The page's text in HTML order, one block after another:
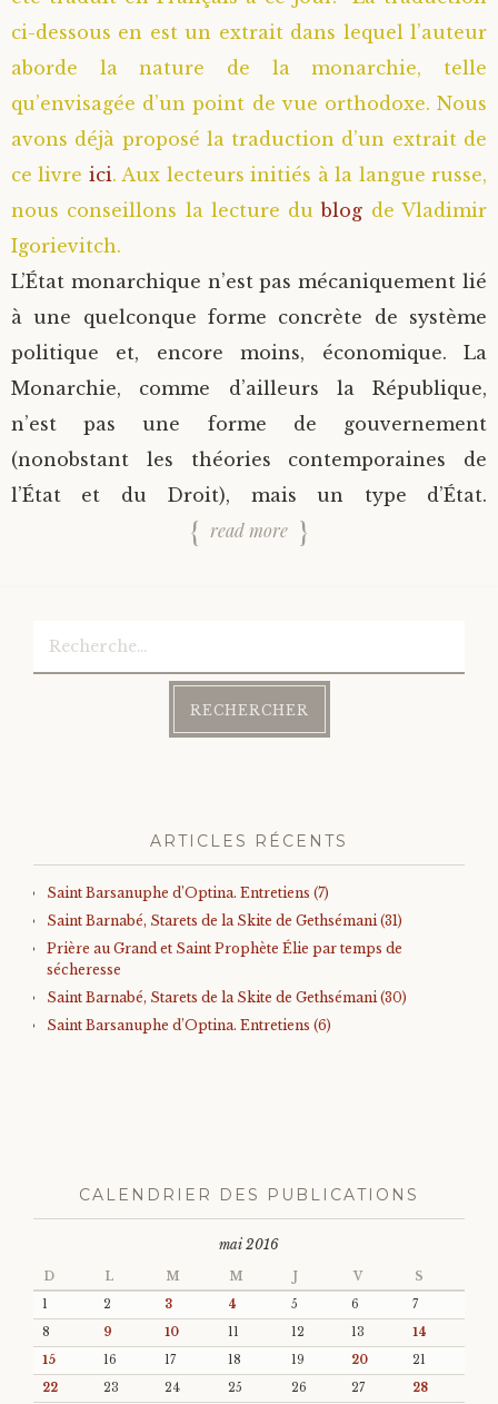
Saint Sophrony l’Athonite
Sainte Xenia
Sainte Matrone de Moscou
Staritsa Marie Makovkine
Natalia de Vyritsa
Staritsa Anastasia
Archimandrite Lazare (Abachidzé)
Geronda Arsenios le Spiléote
Gerondissa Makrina (Vassopoulou)
Archimandrite Nathanaël (Pospelov)
Père Héliodore
ci-dessous en est un extrait dans lequel l’auteur
aborde la nature de la monarchie, telle
qu’envisagée d’un point de vue orthodoxe. Nous
avons déjà proposé la traduction d’un extrait de
ce livre ici. Aux lecteurs initiés à la langue russe,
nous conseillons la lecture dublog de Vladimir
Igorievitch.
L’État monarchique n’est pas mécaniquement lié
à une quelconque forme concrète de système
politique et, encore moins, économique. La
Monarchie, comme d’ailleurs la République,
n’est pas une forme de gouvernement
(nonobstant les théories contemporaines de
l’État et du Droit), mais un type d’État.
read more
ARTICLES RÉCENTS
Saint Barsanuphe d’Optina. Entretiens (7)
Saint Barnabé, Starets de la Skite de Gethsémani (31)
Prière au Grand et Saint Prophète Élie par temps de
sécheresse
Saint Barnabé, Starets de la Skite de Gethsémani (30)
Saint Barsanuphe d’Optina. Entretiens (6)
CALENDRIER DES PUBLICATIONS
mai 2016
D L M M J V S
1 2 3 4 5 6
7
8
9 10 11 12 13
14
15
16 17 18 19 20
21
22
23 24 25 26 27
28